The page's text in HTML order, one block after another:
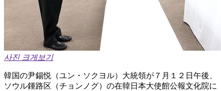
사진 크게보기
韓国の尹錫悦（ユン・ソクヨル）大統領が７月１２日午後、
ソウル鍾路区（チョンノグ）の在韓日本大使館公報文化院に